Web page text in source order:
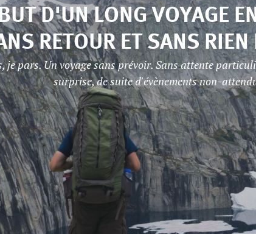
D'UN LONG VOYAGE
RETOUR ET SANS RIEN
je pars. Un voyage sans prévoir. Sans attente
surprise, de suite d'évènements non-